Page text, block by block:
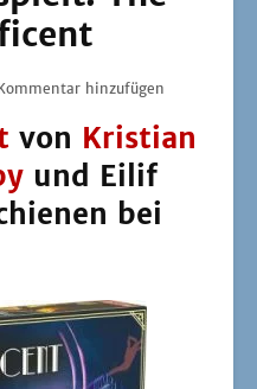
hinzufügen
von Kristian
und Eilif
bei